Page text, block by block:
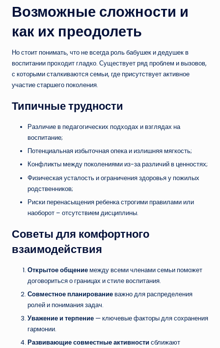
Возможные сложности и
как их преодолеть
Но стоит понимать, что не всегда роль бабушек и дедушек в
воспитании проходит гладко. Существует ряд проблем и вызовов,
с которыми сталкиваются семьи, где присутствует активное
участие старшего поколения.
Типичные трудности
Различие в педагогических подходах и взглядах на
воспитание;
Потенциальная избыточная опека и излишняя мягкость;
Конфликты между поколениями из-за различий в ценностях;
Физическая усталость и ограничения здоровья у пожилых
родственников;
Риски перенасыщения ребенка строгими правилами или
наоборот – отсутствием дисциплины.
Советы для комфортного
взаимодействия
Открытое общениемежду всеми членами семьи поможет
договориться о границах и стиле воспитания.
Совместное планированиеважно для распределения
ролей и понимания задач.
Уважение и терпение — ключевые факторы для сохранения
гармонии.
Развивающие совместные активностисближают